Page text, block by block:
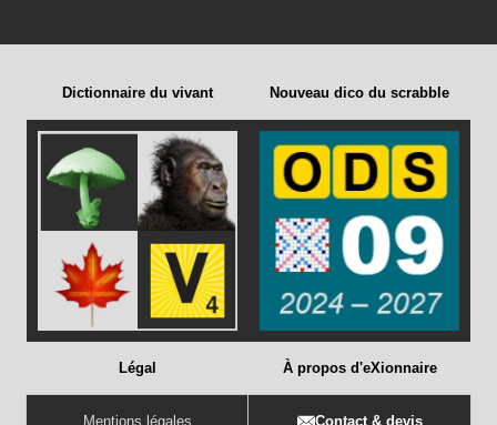
Dictionnaire du vivant Nouveau dico du scrabble
Légal
Mentions légales
À propos d'eXionnaire
Contact & devis